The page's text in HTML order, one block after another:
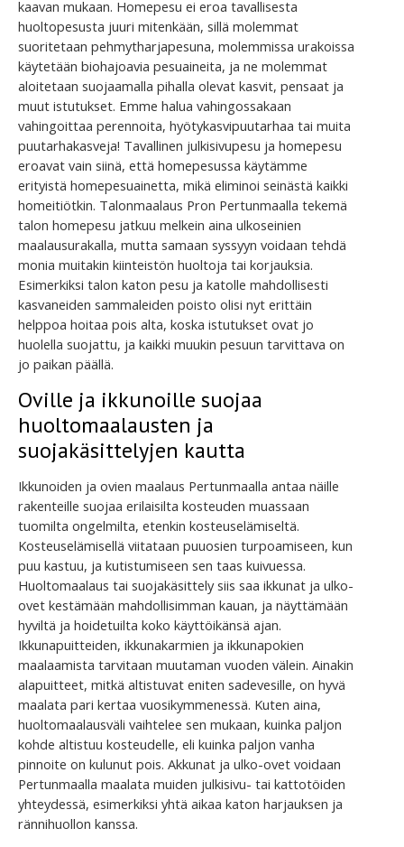
kaavan mukaan. Homepesu ei eroa tavallisesta
huoltopesusta juuri mitenkään, sillä molemmat
suoritetaan pehmytharjapesuna, molemmissa urakoissa
käytetään biohajoavia pesuaineita, ja ne molemmat
aloitetaan suojaamalla pihalla olevat kasvit, pensaat ja
muut istutukset. Emme halua vahingossakaan
vahingoittaa perennoita, hyötykasvipuutarhaa tai muita
puutarhakasveja! Tavallinen julkisivupesu ja homepesu
eroavat vain siinä, että homepesussa käytämme
erityistä homepesuainetta, mikä eliminoi seinästä kaikki
homeitiötkin. Talonmaalaus Pron Pertunmaalla tekemä
talon homepesu jatkuu melkein aina ulkoseinien
maalausurakalla, mutta samaan syssyyn voidaan tehdä
monia muitakin kiinteistön huoltoja tai korjauksia.
Esimerkiksi talon katon pesu ja katolle mahdollisesti
kasvaneiden sammaleiden poisto olisi nyt erittäin
helppoa hoitaa pois alta, koska istutukset ovat jo
huolella suojattu, ja kaikki muukin pesuun tarvittava on
jo paikan päällä.
Oville ja ikkunoille suojaa
huoltomaalausten ja
suojakäsittelyjen kautta
Ikkunoiden ja ovien maalaus Pertunmaalla antaa näille
rakenteille suojaa erilaisilta kosteuden muassaan
tuomilta ongelmilta, etenkin kosteuselämiseltä.
Kosteuselämisellä viitataan puuosien turpoamiseen, kun
puu kastuu, ja kutistumiseen sen taas kuivuessa.
Huoltomaalaus tai suojakäsittely siis saa ikkunat ja ulko-
ovet kestämään mahdollisimman kauan, ja näyttämään
hyviltä ja hoidetuilta koko käyttöikänsä ajan.
Ikkunapuitteiden, ikkunakarmien ja ikkunapokien
maalaamista tarvitaan muutaman vuoden välein. Ainakin
alapuitteet, mitkä altistuvat eniten sadevesille, on hyvä
maalata pari kertaa vuosikymmenessä. Kuten aina,
huoltomaalausväli vaihtelee sen mukaan, kuinka paljon
kohde altistuu kosteudelle, eli kuinka paljon vanha
pinnoite on kulunut pois. Akkunat ja ulko-ovet voidaan
Pertunmaalla maalata muiden julkisivu- tai kattotöiden
yhteydessä, esimerkiksi yhtä aikaa katon harjauksen ja
rännihuollon kanssa.